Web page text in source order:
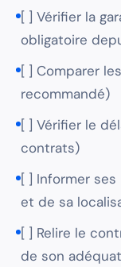
[ ] Vérifier la
obligatoire
[ ] Comparer
recommandé)
[ ] Vérifier le
contrats)
[ ] Informer
et de sa
[ ] Relire le
de son